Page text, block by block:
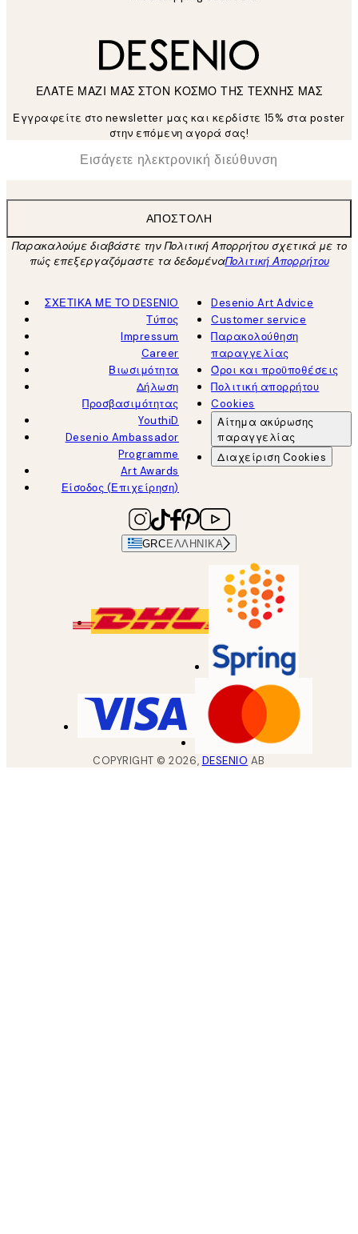
ΕΛΑΤΕ ΜΑΖΙ ΜΑΣ ΣΤΟΝ ΚΟΣΜΟ ΤΗΣ ΤΕΧΝΗΣ ΜΑΣ
Εγγραφείτε στο newsletter μας και κερδίστε 15% στα poster
στην επόμενη αγορά σας!
Ηλεκτρονική Διεύθυνση
ΑΠΟΣΤΟΛΉ
Παρακαλούμε διαβάστε την Πολιτική Απορρήτου σχετικά με το
πώς επεξεργαζόμαστε τα δεδομέναΠολιτική Απορρήτου
ΣΧΕΤΙΚΑ ΜΕ ΤΟ DESENIO
Τύπος
Impressum
Career
Βιωσιμότητα
Δήλωση
Προσβασιμότητας
YouthiD
Desenio Ambassador
Programme
Art Awards
Είσοδος (Επιχείρηση)
Desenio Art Advice
Customer service
Παρακολούθηση
παραγγελίας
Όροι και προϋποθέσεις
Πολιτική απορρήτου
Cookies
Αίτημα ακύρωσης
παραγγελίας
Διαχείριση Cookies
GRCΕΛΛΗΝΙΚΆ
COPYRIGHT ©2026, DESENIO AB